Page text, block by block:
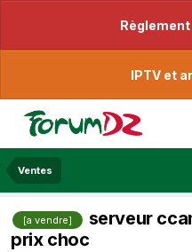
IPTV et
Ventes
[a vendre]
serveur
prix choc